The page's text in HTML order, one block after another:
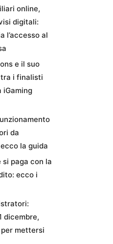
online,
digitali:
l’accesso al
e il suo
i finalisti
iGaming
da
la guida
paga con la
ecco i
dicembre,
mettersi